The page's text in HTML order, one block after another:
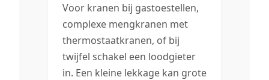
Voor kranen bij gastoestellen,
complexe mengkranen met
thermostaatkranen, of bij
twijfel schakel een loodgieter
in. Een kleine lekkage kan grote